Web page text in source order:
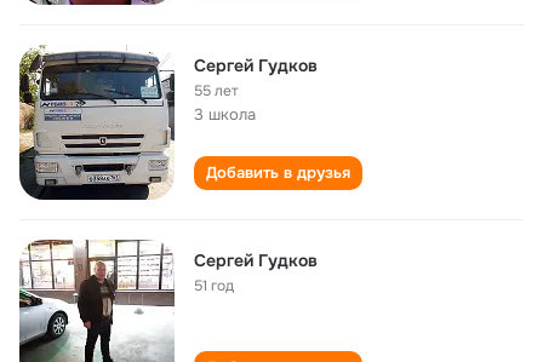
Сергей Гудков
55 лет
3 школа
Добавить в друзья
Сергей Гудков
51 год